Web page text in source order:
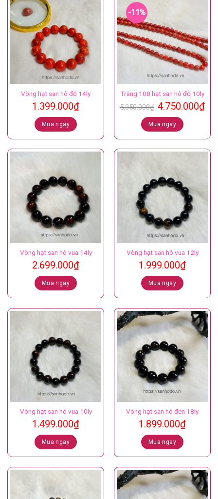
Vòng hạt san hô đỏ 14ly
1.399.000₫
Mua ngay
-11%
Tràng 108 hạt san hô đỏ 10ly
5.350.000₫ Giá
gốc
là:
5.350.000₫.
4.750.000₫Giá
là:
Mua ngay
Vòng hạt san hô vua 14ly
2.699.000₫
Mua ngay
Vòng hạt san hô vua 12ly
1.999.000₫
Mua ngay
Vòng hạt san hô vua 10ly
1.499.000₫
Mua ngay
Vòng hạt san hô đen 18ly
1.899.000₫
Mua ngay